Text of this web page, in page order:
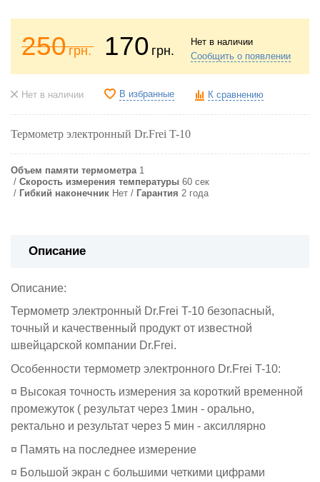
250грн. 170 грн.
Нет в наличии
Сообщить о появлении
Нет в наличии В избранные К сравнению
Термометр электронный Dr.Frei T-10
Объем памяти термометра 1
Скорость измерения температуры 60 сек
Гибкий наконечник Нет Гарантия 2 года
Описание
Описание:
Термометр электронный Dr.Frei T-10 безопасный,
точный и качественный продукт от известной
швейцарской компании Dr.Frei.
Особенности термометр электронного Dr.Frei T-10:
¤ Высокая точность измерения за короткий временной
промежуток ( результат через 1мин - орально,
ректально и результат через 5 мин - аксиллярно
¤ Память на последнее измерение
¤ Большой экран с большими четкими цифрами